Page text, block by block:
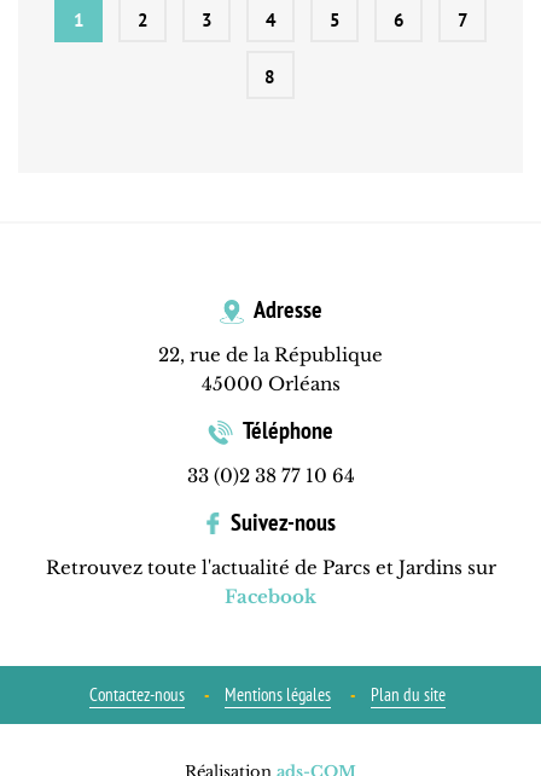
1 2 3 4 5 6 7
8
Adresse
22, rue de la République
45000 Orléans
Téléphone
33 (0)2 38 77 10 64
Suivez-nous
Retrouvez toute l'actualité de Parcs et Jardins sur
Facebook
Contactez-nous Mentions légales Plan du site